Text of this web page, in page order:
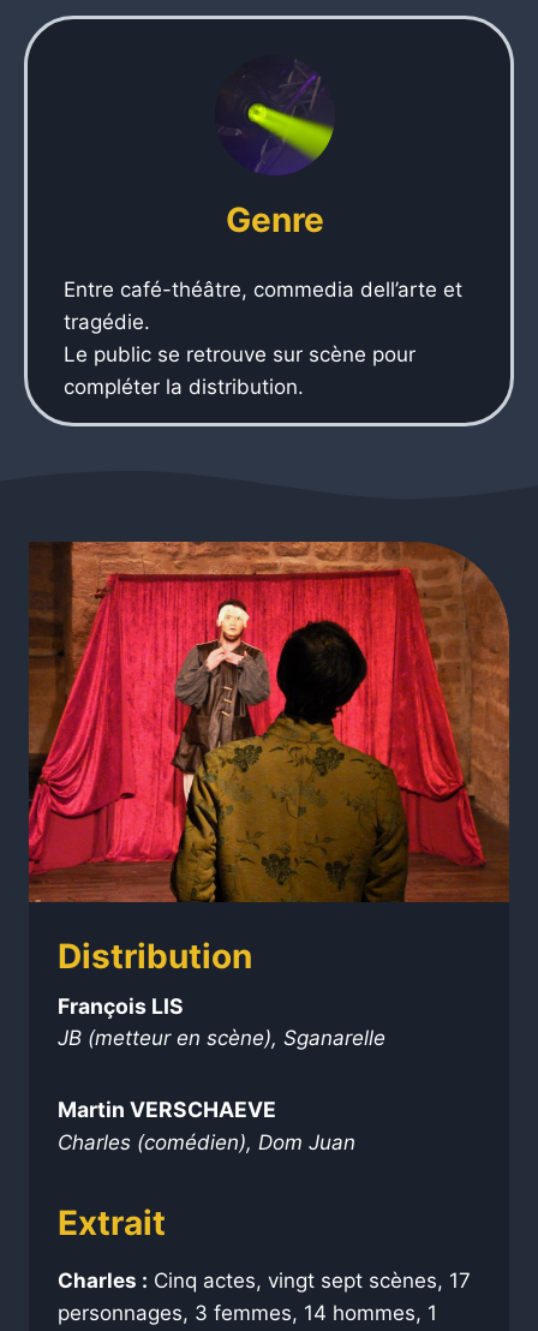
Genre
Entre café-théâtre, commedia dell’arte et
tragédie.
Le public se retrouve sur scène pour
compléter la distribution.
Distribution
François LIS
JB (metteur en scène), Sganarelle
Martin VERSCHAEVE
Charles (comédien), Dom Juan
Extrait
Charles : Cinq actes, vingt sept scènes, 17
personnages, 3 femmes, 14 hommes, 1